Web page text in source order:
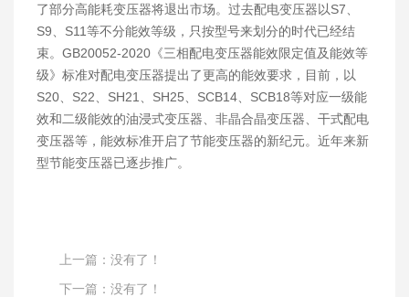
了部分高能耗变压器将退出市场。过去配电变压器以S7、
S9、S11等不分能效等级，只按型号来划分的时代已经结
束。GB20052-2020《三相配电变压器能效限定值及能效等
级》标准对配电变压器提出了更高的能效要求，目前，以
S20、S22、SH21、SH25、SCB14、SCB18等对应一级能
效和二级能效的油浸式变压器、非晶合晶变压器、干式配电
变压器等，能效标准开启了节能变压器的新纪元。近年来新
型节能变压器已逐步推广。
上一篇：没有了！
下一篇：没有了！